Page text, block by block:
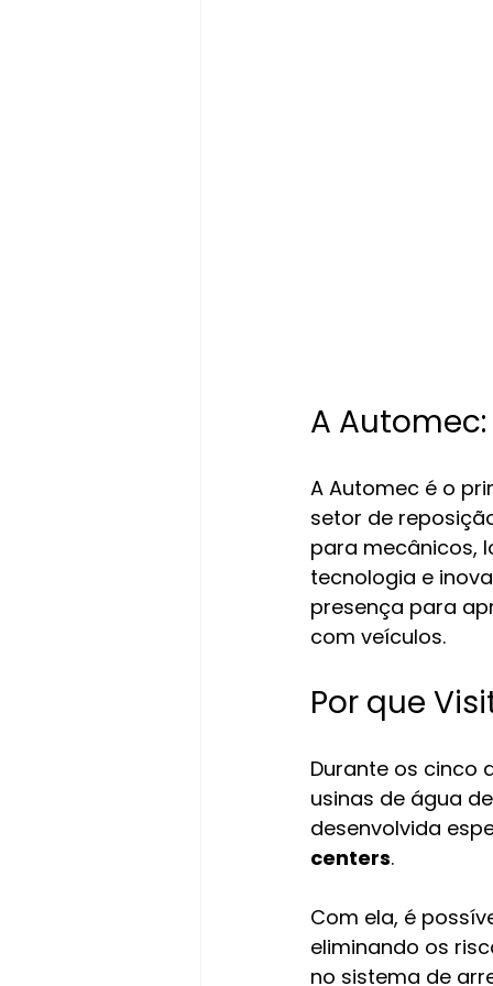
A
A Automec é o
setor de
para mecânicos,
tecnologia e
presença para
com veículos.
Por que
Durante os cinco
usinas de água
desenvolvida
centers.
Com ela, é
eliminando os
no sistema de